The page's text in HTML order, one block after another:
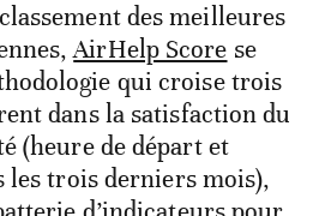
des meilleures
AirHelp Score se
qui croise trois
dans la satisfaction du
(heure de départ et
les trois derniers mois),